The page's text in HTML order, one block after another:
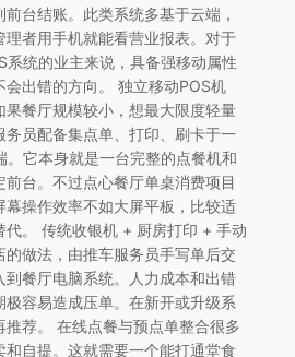
台结账。此类系统多基于云端，
理者用手机就能看营业报表。对于
系统的业主来说，具备强移动属性
会出错的方向。 独立移动POS机
果餐厅规模较小，想最大限度轻量
务员配备集点单、打印、刷卡于一
。它本身就是一台完整的点餐机和
台。不过点心餐厅单桌消费项目
幕操作效率不如大屏平板，比较适
代。 传统收银机 + 厨房打印 + 手动
做法，由推车服务员手写单后交
到餐厅电脑系统。人力成本和出错
容易造成压单。在新开或升级系
荐。 在线点餐与预点单整合很多
和自提。这就需要一个能打通堂食